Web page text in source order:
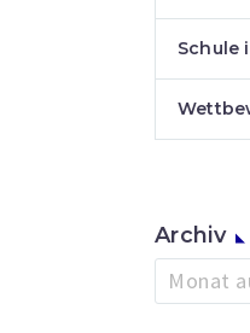
Schule
Archiv
Archiv
Monat